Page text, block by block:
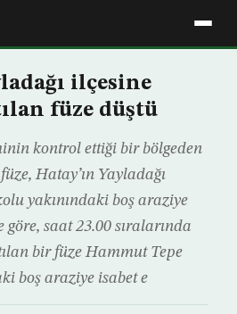
ilçesine
füze düştü
kontrol ettiği bir bölgeden
Hatay’ın Yayladağı
yakınındaki boş araziye
saat 23.00 sıralarında
bir füze Hammut Tepe
boş araziye isabet e